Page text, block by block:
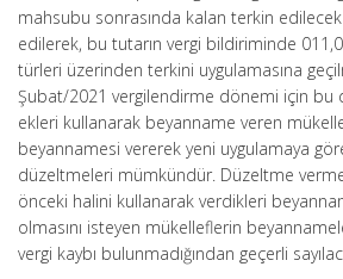
mahsubu sonrasında kalan terkin
edilerek, bu tutarın vergi bildiriminde
türleri üzerinden terkini uygulamasına
Şubat/2021 vergilendirme dönemi için bu
ekleri kullanarak beyanname veren
beyannamesi vererek yeni uygulamaya
düzeltmeleri mümkündür. Düzeltme
önceki halini kullanarak verdikleri
olmasını isteyen mükelleflerin
vergi kaybı bulunmadığından geçerli